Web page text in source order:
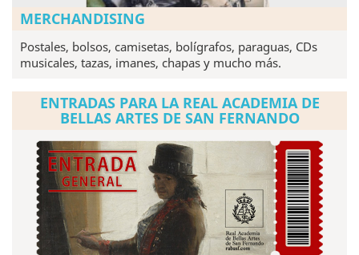
MERCHANDISING
Postales, bolsos, camisetas, bolígrafos, paraguas, CDs
musicales, tazas, imanes, chapas y mucho más.
ENTRADAS PARA LA REAL ACADEMIA DE
BELLAS ARTES DE SAN FERNANDO